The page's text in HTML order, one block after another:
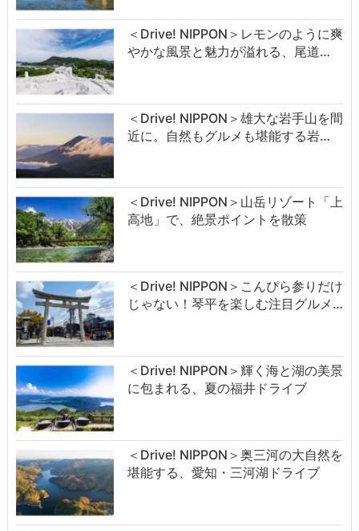
＜Drive! NIPPON＞レモンのように爽
やかな風景と魅力が溢れる、尾道…
＜Drive! NIPPON＞雄大な岩手山を間
近に。自然もグルメも堪能する岩…
＜Drive! NIPPON＞山岳リゾート「上
高地」で、絶景ポイントを散策
＜Drive! NIPPON＞こんぴら参りだけ
じゃない！琴平を楽しむ注目グルメ…
＜Drive! NIPPON＞輝く海と湖の美景
に包まれる、夏の福井ドライブ
＜Drive! NIPPON＞奥三河の大自然を
堪能する、愛知・三河湖ドライブ